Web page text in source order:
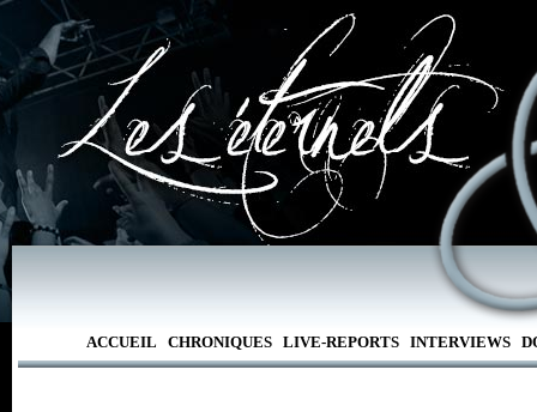
ACCUEIL CHRONIQUES LIVE-REPORTS INTERVIEWS